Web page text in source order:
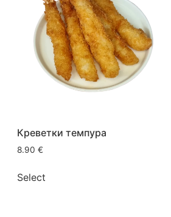
Креветки темпура
8.90 €
Select